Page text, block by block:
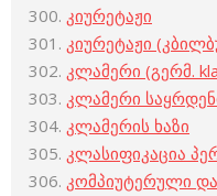
კიურეტაჟი
კიურეტაჟი
კლამერი (გერმ.
კლამერი
კლამერის ხაზი
კლასიფიკაცია
კომპიუტერული